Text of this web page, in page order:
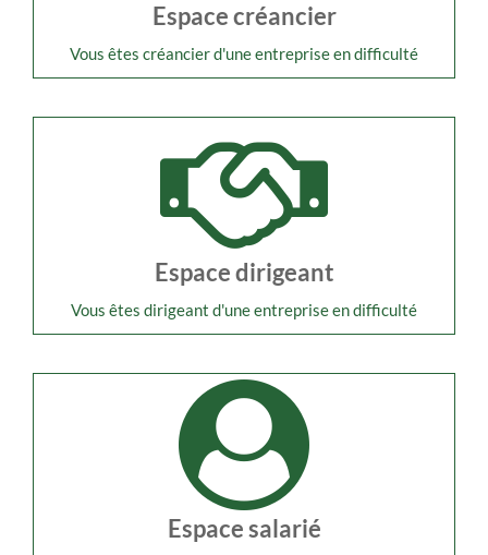
Espace créancier
Vous êtes créancier d'une entreprise en difficulté
Espace dirigeant
Vous êtes dirigeant d'une entreprise en difficulté
Espace salarié